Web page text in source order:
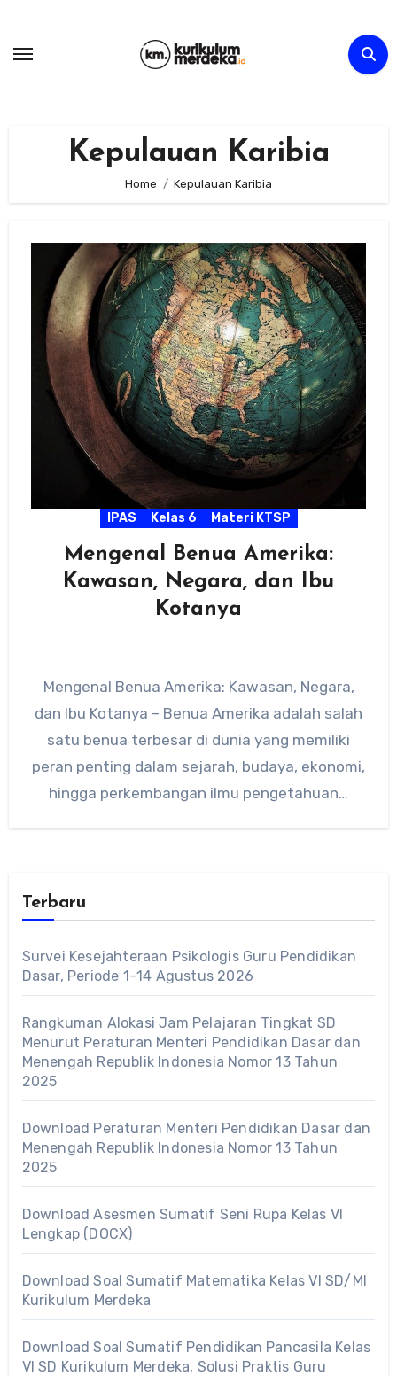
content
Kepulauan Karibia
Home Kepulauan Karibia
IPAS Kelas 6 Materi KTSP
Mengenal Benua Amerika:
Kawasan, Negara, dan Ibu
Kotanya
Mengenal Benua Amerika: Kawasan, Negara,
dan Ibu Kotanya – Benua Amerika adalah salah
satu benua terbesar di dunia yang memiliki
peran penting dalam sejarah, budaya, ekonomi,
hingga perkembangan ilmu pengetahuan…
Terbaru
Survei Kesejahteraan Psikologis Guru Pendidikan
Dasar, Periode 1–14 Agustus 2026
Rangkuman Alokasi Jam Pelajaran Tingkat SD
Menurut Peraturan Menteri Pendidikan Dasar dan
Menengah Republik Indonesia Nomor 13 Tahun
2025
Download Peraturan Menteri Pendidikan Dasar dan
Menengah Republik Indonesia Nomor 13 Tahun
2025
Download Asesmen Sumatif Seni Rupa Kelas VI
Lengkap (DOCX)
Download Soal Sumatif Matematika Kelas VI SD/MI
Kurikulum Merdeka
Download Soal Sumatif Pendidikan Pancasila Kelas
VI SD Kurikulum Merdeka, Solusi Praktis Guru